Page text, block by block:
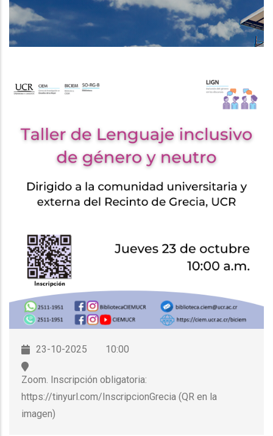
NAVEGACIÓN
23-10-2025 10:00
Zoom. Inscripción obligatoria:
https://tinyurl.com/InscripcionGrecia (QR en la
imagen)